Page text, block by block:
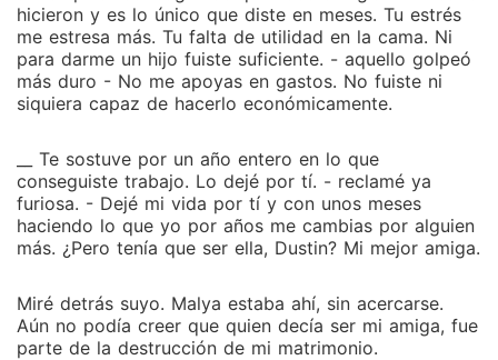
hicieron y es lo único que diste en meses. Tu estrés
me estresa más. Tu falta de utilidad en la cama. Ni
para darme un hijo fuiste suficiente. - aquello golpeó
más duro - No me apoyas en gastos. No fuiste ni
siquiera capaz de hacerlo económicamente.
__ Te sostuve por un año entero en lo que
conseguiste trabajo. Lo dejé por tí. - reclamé ya
furiosa. - Dejé mi vida por tí y con unos meses
haciendo lo que yo por años me cambias por alguien
más. ¿Pero tenía que ser ella, Dustin? Mi mejor amiga.
Miré detrás suyo. Malya estaba ahí, sin acercarse.
Aún no podía creer que quien decía ser mi amiga, fue
parte de la destrucción de mi matrimonio.